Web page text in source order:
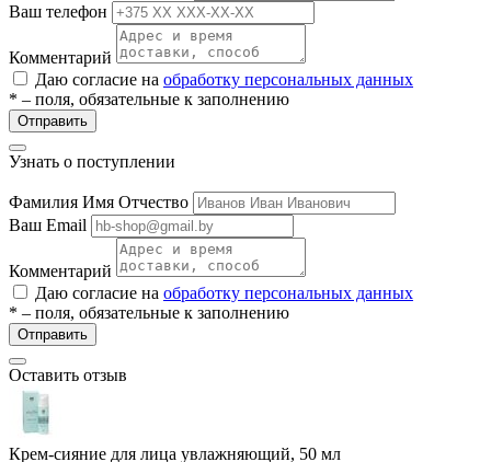
Ваш телефон
Комментарий
Даю согласие на обработку персональных данных
* – поля, обязательные к заполнению
Отправить
Узнать о поступлении
Фамилия Имя Отчество
Ваш Email
Комментарий
Даю согласие на обработку персональных данных
* – поля, обязательные к заполнению
Отправить
Оставить отзыв
Крем-сияние для лица увлажняющий, 50 мл